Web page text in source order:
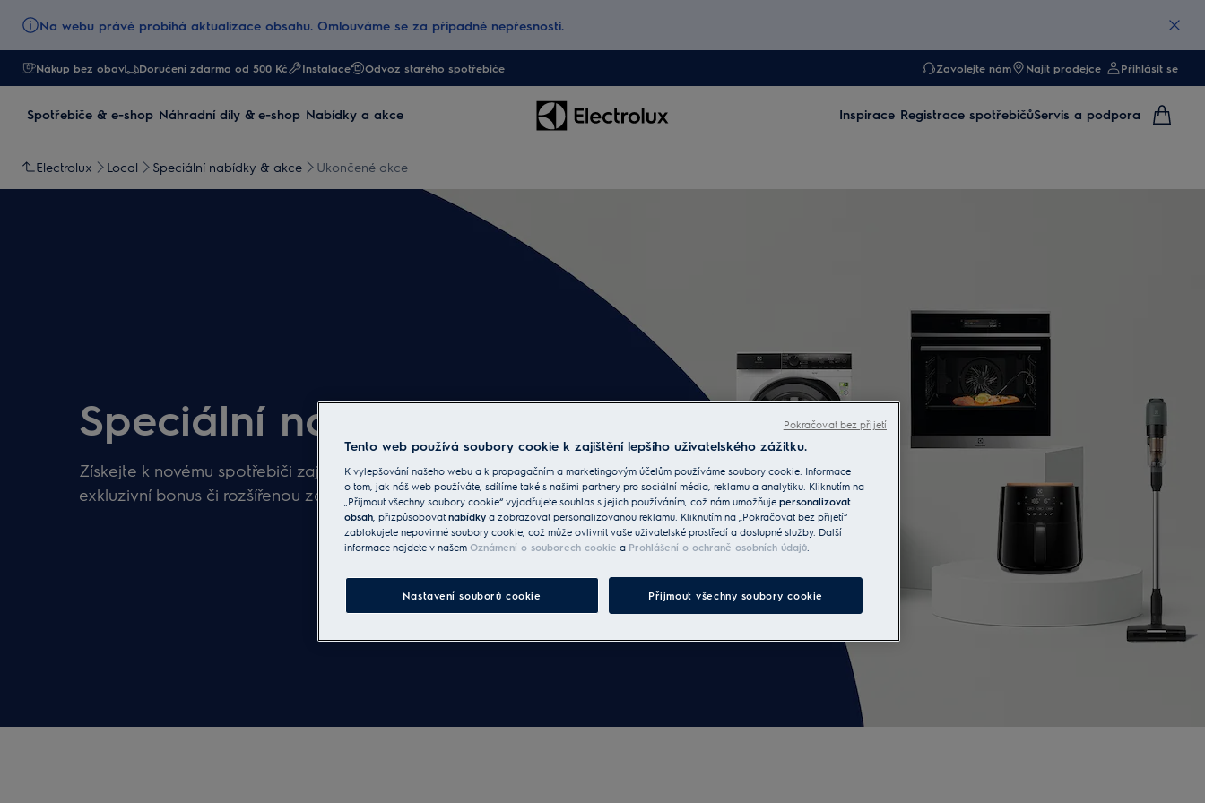
Na webu právě probíhá aktualizace obsahu. Omlouváme se za případné nepřesnosti.
Nákup bez obav Doručení zdarma od 500 Kč Instalace Odvoz starého spotřebiče Zavolejte nám Najít prodejce Přihlásit se
Spotřebiče & e-shop Náhradní díly & e-shop Nabídky a akce Inspirace Registrace spotřebičůServis a podpora
Electrolux Local Speciální nabídky & akce Ukončené akce
Speciální nabídky a akce
Získejte k novému spotřebiči zajímavý dárek,
exkluzivní bonus či rozšířenou záruku.
Tento web používá soubory cookie k zajištění lepšího uživatelského zážitku.
K vylepšování našeho webu a k propagačním a marketingovým účelům používáme soubory cookie. Informace
o tom, jak náš web používáte, sdílíme také s našimi partnery pro sociální média, reklamu a analytiku. Kliknutím na
„Přijmout všechny soubory cookie“ vyjadřujete souhlas s jejich používáním, což nám umožňuje personalizovat
obsah, přizpůsobovat nabídky a zobrazovat personalizovanou reklamu. Kliknutím na „Pokračovat bez přijetí“
zablokujete nepovinné soubory cookie, což může ovlivnit vaše uživatelské prostředí a dostupné služby. Další
informace najdete v našem Oznámení o souborech cookie a Prohlášení o ochraně osobních údajů.
Nastavení souborů cookie Přijmout všechny soubory cookie
Pokračovat bez přijetí